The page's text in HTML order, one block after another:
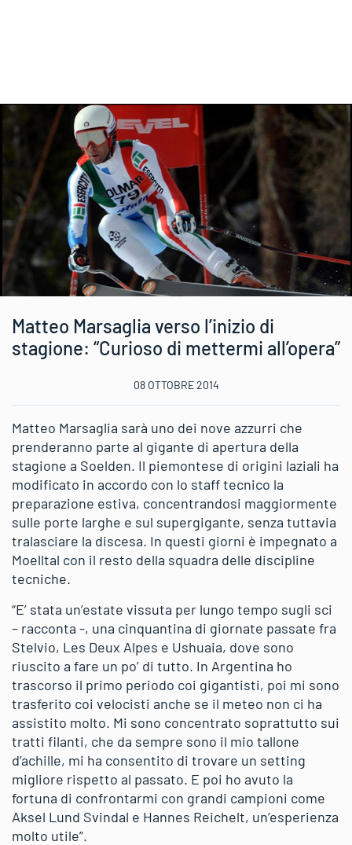
Matteo Marsaglia verso l’inizio di
stagione: “Curioso di mettermi all’opera”
08 OTTOBRE 2014
Matteo Marsaglia sarà uno dei nove azzurri che
prenderanno parte al gigante di apertura della
stagione a Soelden. Il piemontese di origini laziali ha
modificato in accordo con lo staff tecnico la
preparazione estiva, concentrandosi maggiormente
sulle porte larghe e sul supergigante, senza tuttavia
tralasciare la discesa. In questi giorni è impegnato a
Moelltal con il resto della squadra delle discipline
tecniche.
“E’ stata un’estate vissuta per lungo tempo sugli sci
– racconta -, una cinquantina di giornate passate fra
Stelvio, Les Deux Alpes e Ushuaia, dove sono
riuscito a fare un po’ di tutto. In Argentina ho
trascorso il primo periodo coi gigantisti, poi mi sono
trasferito coi velocisti anche se il meteo non ci ha
assistito molto. Mi sono concentrato soprattutto sui
tratti filanti, che da sempre sono il mio tallone
d’achille, mi ha consentito di trovare un setting
migliore rispetto al passato. E poi ho avuto la
fortuna di confrontarmi con grandi campioni come
Aksel Lund Svindal e Hannes Reichelt, un’esperienza
molto utile”.